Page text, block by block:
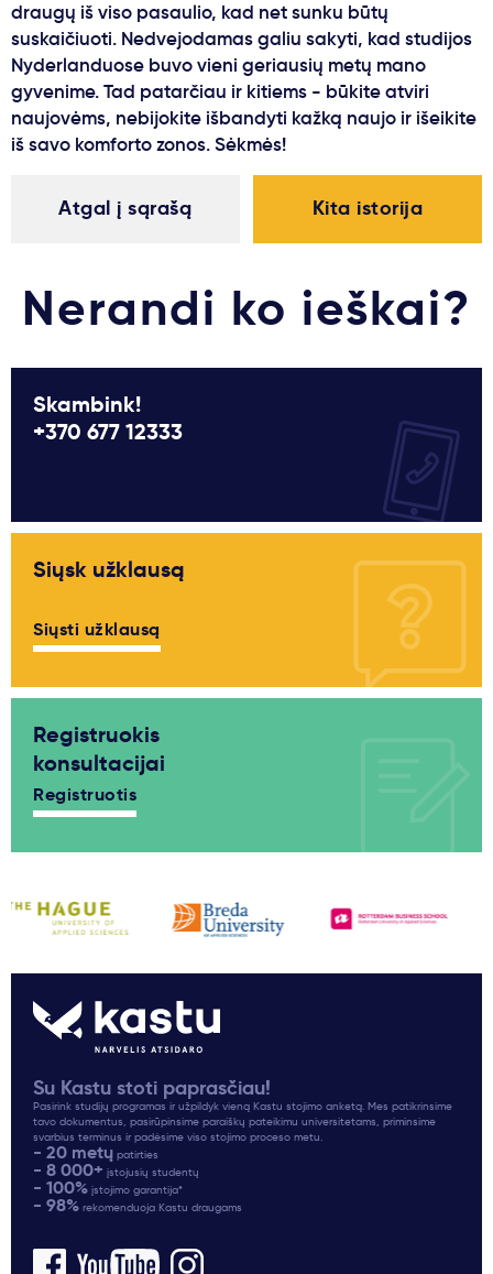
draugų iš viso pasaulio, kad net sunku būtų
suskaičiuoti. Nedvejodamas galiu sakyti, kad studijos
Nyderlanduose buvo vieni geriausių metų mano
gyvenime. Tad patarčiau ir kitiems - būkite atviri
naujovėms, nebijokite išbandyti kažką naujo ir išeikite
iš savo komforto zonos. Sėkmės!
Atgal į sąrašą Kita istorija
Nerandi ko ieškai?
Skambink!
+370 677 12333
Siųsk užklausą
Siųsti užklausą
Registruokis
konsultacijai
Registruotis
Su Kastu stoti paprasčiau!
Pasirink studijų programas ir užpildyk vieną Kastu stojimo anketą. Mes patikrinsime
tavo dokumentus, pasirūpinsime paraiškų pateikimu universitetams, priminsime
svarbius terminus ir padėsime viso stojimo proceso metu.
- 20 metų patirties
- 8 000+ įstojusių studentų
- 100% įstojimo garantija*
- 98% rekomenduoja Kastu draugams